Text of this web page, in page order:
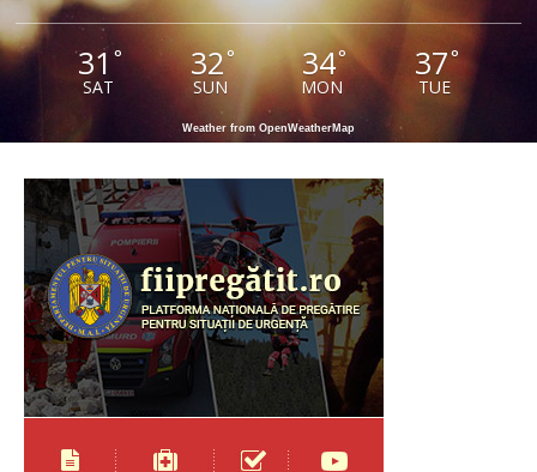
31 °
SAT
32°
SUN
34°
MON
37°
TUE
Weather from OpenWeatherMap